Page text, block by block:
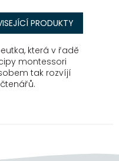
PRODUKTY
která v řadě
montessori
tak rozvíjí